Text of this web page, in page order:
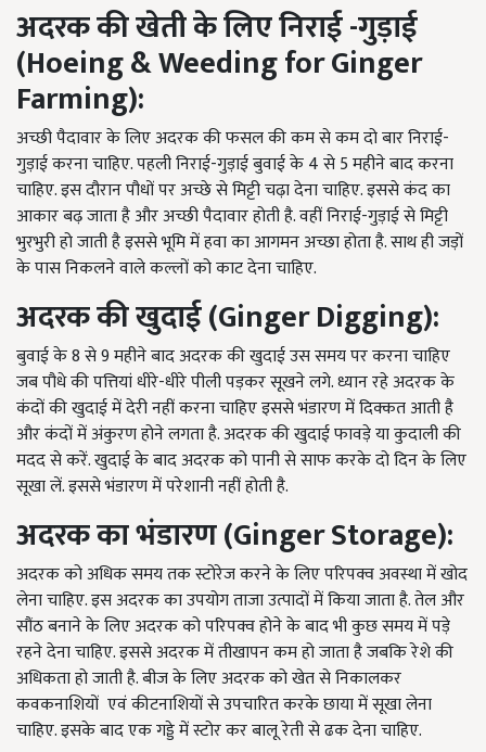
अदरककीखेतीकेलिएनिराई-गुड़ाई
(Hoeing & Weeding for Ginger
Farming):
अच्छी पैदावार के लिए अदरक की फसल की कम से कम दो बार निराई-
गुड़ाई करना चाहिए. पहली निराई-गुड़ाई बुवाई के 4 से 5 महीने बाद करना
चाहिए. इस दौरान पौधों पर अच्छे से मिट्टी चढ़ा देना चाहिए. इससे कंद का
आकार बढ़ जाता है और अच्छी पैदावार होती है. वहीं निराई-गुड़ाई से मिट्टी
भुरभुरी हो जाती है इससे भूमि में हवा का आगमन अच्छा होता है. साथ ही जड़ों
के पास निकलने वाले कल्लों को काट देना चाहिए.
अदरककीखुदाई (Ginger Digging):
बुवाई के 8 से 9 महीने बाद अदरक की खुदाई उस समय पर करना चाहिए
जब पौधे की पत्तियां धीरे-धीरे पीली पड़कर सूखने लगे. ध्यान रहे अदरक के
कंदों की खुदाई में देरी नहीं करना चाहिए इससे भंडारण में दिक्कत आती है
और कंदों में अंकुरण होने लगता है. अदरक की खुदाई फावड़े या कुदाली की
मदद से करें. खुदाई के बाद अदरक को पानी से साफ करके दो दिन के लिए
सूखा लें. इससे भंडारण में परेशानी नहीं होती है.
अदरककाभंडारण (Ginger Storage):
अदरक को अधिक समय तक स्टोरेज करने के लिए परिपक्व अवस्था में खोद
लेना चाहिए. इस अदरक का उपयोग ताजा उत्पादों में किया जाता है. तेल और
सौंठ बनाने के लिए अदरक को परिपक्व होने के बाद भी कुछ समय में पड़े
रहने देना चाहिए. इससे अदरक में तीखापन कम हो जाता है जबकि रेशे की
अधिकता हो जाती है. बीज के लिए अदरक को खेत से निकालकर
कवकनाशियों एवं कीटनाशियों से उपचारित करके छाया में सूखा लेना
चाहिए. इसके बाद एक गड्डे में स्टोर कर बालू रेती से ढक देना चाहिए.